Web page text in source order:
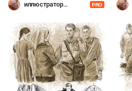
иллюстратор
PRO